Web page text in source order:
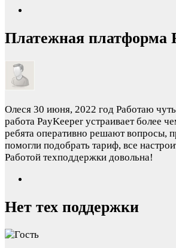
Платежная платформа
Олеся 30 июня, 2022 год Работаю
работа PayKeeper устраивает более
ребята оперативно решают вопросы,
помогли подобрать тариф, все
Работой техподдержки довольна!
Нет тех поддержки